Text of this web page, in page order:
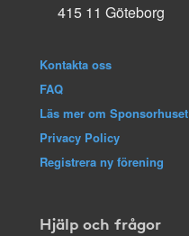
415 11 Göteborg
Kontakta oss
FAQ
Läs mer om Sponsorhuset
Privacy Policy
Registrera ny förening
Hjälp och frågor